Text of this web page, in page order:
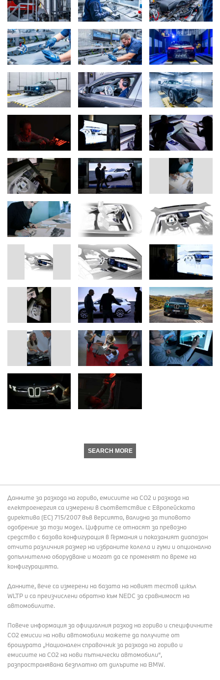
SEARCH MORE
Данните за разхода на гориво, емисиите на СО2 и разхода на
електроенергия са измерени в съответствие с Европейската
директива (EC) 715/2007 във версията, валидна за типовото
одобрение за този модел. Цифрите се отнасят за превозно
средство с базова конфигурация в Германия и показаният диапазон
отчита различния размер на избраните колела и гуми и опционално
допълнително оборудване и могат да се променят по време на
конфигурацията.
Данните, вече са измерени на базата на новият тестов цикъл
WLTP и са преизчислени обратно към NEDC за сравнимост на
автомобилите.
Повече информация за официалния разход на гориво и специфичните
СО2 емисии на нови автомобили можете да получите от
брошурата „Национален справочник за разхода на гориво и
емисиите на CO2 на нови пътнически автомобили“,
разпространявана безплатно от дилърите на BMW.